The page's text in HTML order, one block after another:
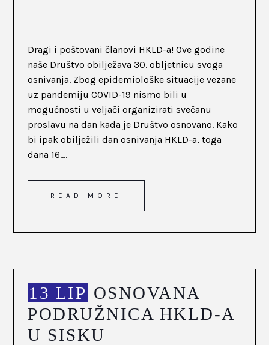
Dragi i poštovani članovi HKLD-a! Ove godine
naše Društvo obilježava 30. obljetnicu svoga
osnivanja. Zbog epidemiološke situacije vezane
uz pandemiju COVID-19 nismo bili u
mogućnosti u veljači organizirati svečanu
proslavu na dan kada je Društvo osnovano. Kako
bi ipak obilježili dan osnivanja HKLD-a, toga
dana 16....
READ MORE
13 LIP OSNOVANA
PODRUŽNICA HKLD-A
U SISKU